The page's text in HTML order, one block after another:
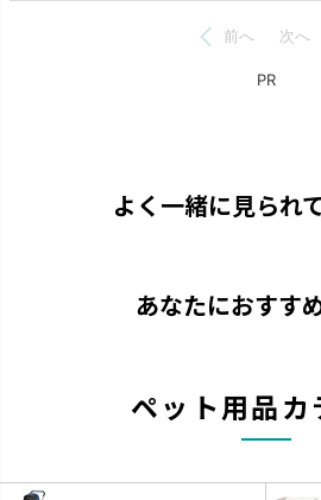
よく一緒に見られ
あなたにおすす
ペット用品カ